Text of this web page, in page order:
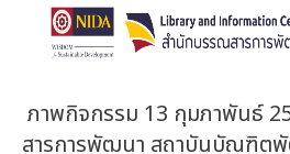
ภาพกิจกรรม 13 กุมภาพันธ์
สารการพัฒนา สถาบันบัณฑิต